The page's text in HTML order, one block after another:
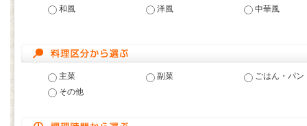
和風 洋風 中華風
主菜 副菜
ごはん・パン
その他